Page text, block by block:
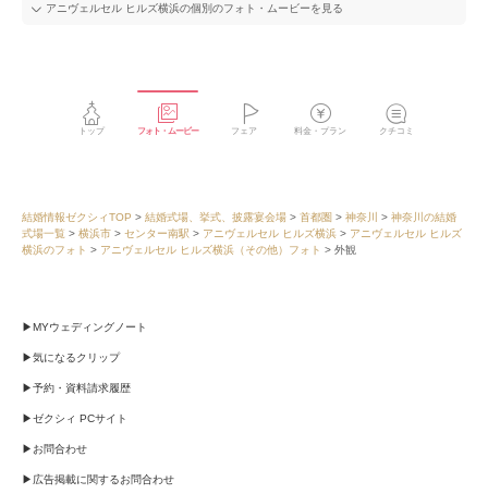
アニヴェルセル ヒルズ横浜の個別のフォト・ムービーを見る
トップ フォト・ムービー フェア 料金・プラン クチコミ
結婚情報ゼクシィTOP 結婚式場、挙式、披露宴会場 首都圏 神奈川
神奈川の結婚
式場一覧
横浜市 センター南駅 アニヴェルセル ヒルズ横浜
アニヴェルセル ヒルズ
横浜のフォト
アニヴェルセル ヒルズ横浜（その他）フォト 外観
MYウェディングノート
気になるクリップ
予約・資料請求履歴
ゼクシィ PCサイト
お問合わせ
広告掲載に関するお問合わせ